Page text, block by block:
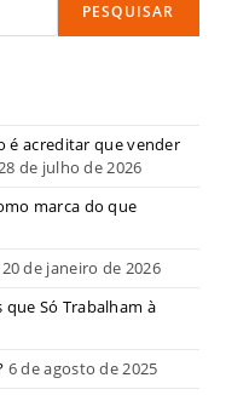
PESQUISAR
é acreditar que vender
de julho de 2026
marca do que
20 de janeiro de 2026
que Só Trabalham à
6 de agosto de 2025